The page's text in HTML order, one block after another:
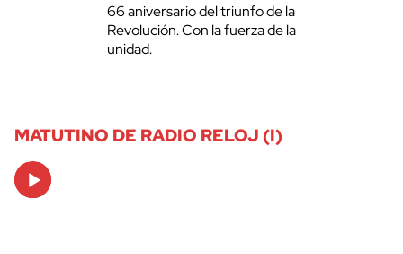
66 aniversario del triunfo de la
Revolución. Con la fuerza de la
unidad.
MATUTINO DE RADIO RELOJ (I)
Audio
Player